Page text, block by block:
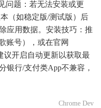
问题：若无法安装或更
（如稳定版/测试版）后
应用数据。安装技巧：推
账号），或在官网
议开启自动更新以获取最
银行/支付类App不兼容，
Chrome Dev